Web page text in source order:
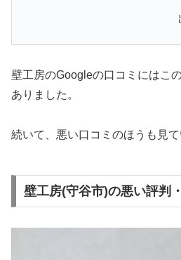
壁工房のGoogleの口コミにはこ
ありました。
続いて、悪い口コミのほうも見て
壁工房(守谷市)の悪い評判